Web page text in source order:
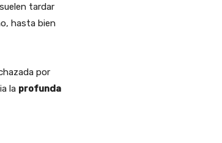
tardar
hasta bien
por
la profunda